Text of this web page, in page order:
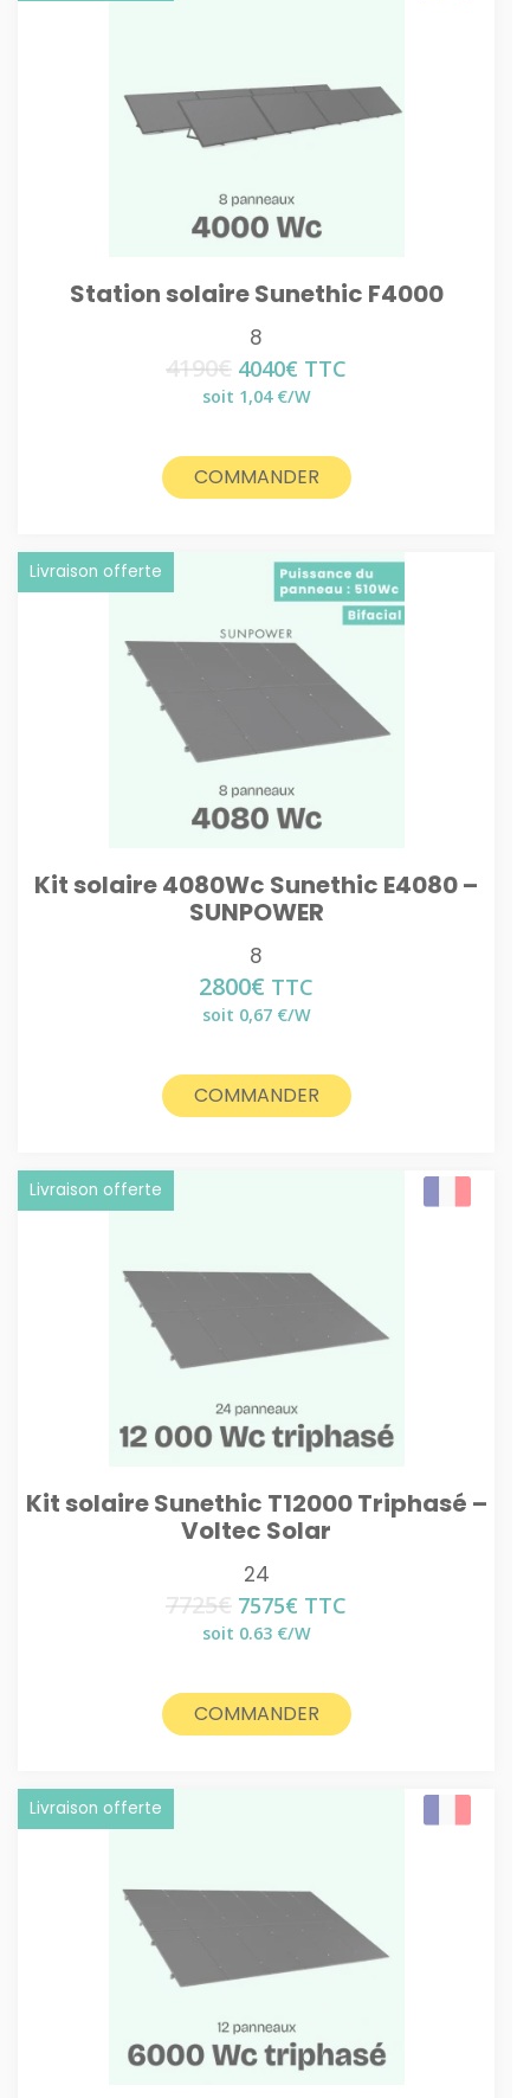
Station solaire Sunethic F4000
8
4190€ Le
prix
4190€.
4040€ Le
prix
4040€.
TTC
soit 1,04 €/W
COMMANDER
Kit solaire 4080Wc Sunethic E4080 –
SUNPOWER
Livraison offerte
8
2800€ TTC
soit 0,67 €/W
COMMANDER
Kit solaire Sunethic T12000 Triphasé –
Voltec Solar
Livraison offerte
24
7725€ Le
prix
7725€.
7575€ Le
prix
7575€.
TTC
soit 0.63 €/W
COMMANDER
Livraison offerte